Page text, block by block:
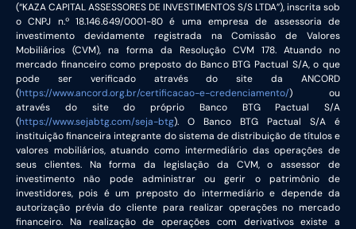
(“KAZA CAPITAL ASSESSORES DE INVESTIMENTOS S/S LTDA”), inscrita sob
o CNPJ n.º 18.146.649/0001-80 é uma empresa de assessoria de
investimento devidamente registrada na Comissão de Valores
Mobiliários (CVM), na forma da Resolução CVM 178. Atuando no
mercado financeiro como preposto do Banco BTG Pactual S/A, o que
pode ser verificado através do site da ANCORD
(https://www.ancord.org.br/certificacao-e-credenciamento/) ou
através do site do próprio Banco BTG Pactual S/A
(https://www.sejabtg.com/seja-btg). O Banco BTG Pactual S/A é
instituição financeira integrante do sistema de distribuição de títulos e
valores mobiliários, atuando como intermediário das operações de
seus clientes. Na forma da legislação da CVM, o assessor de
investimento não pode administrar ou gerir o patrimônio de
investidores, pois é um preposto do intermediário e depende da
autorização prévia do cliente para realizar operações no mercado
financeiro. Na realização de operações com derivativos existe a